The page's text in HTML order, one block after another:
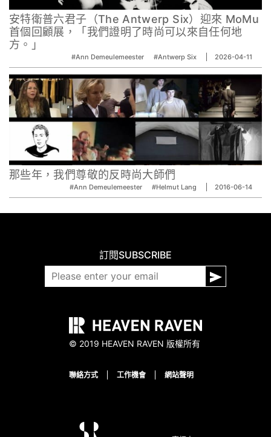
安特衛普六君子（The Antwerp Six）迎來 MoMu
首個回顧展，「我們證明了時尚可以來自任何地
方。」
#Ann Demeulemeester #Antwerp Six 2026-04-11
那些年，我們尊敬的反時尚大師們
#Ann Demeulemeester #Helmut Lang 2016-06-14
訂閱SUBSCRIBE
© 2019 HEAVEN RAVEN 版權所有
聯絡方式 工作機會 網站聲明